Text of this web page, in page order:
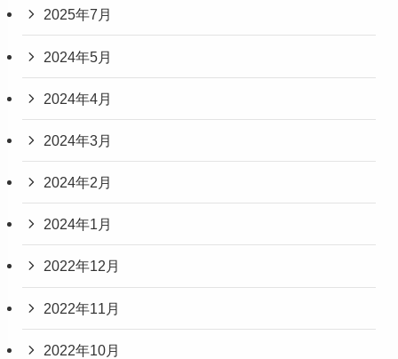
2025年7月
2024年5月
2024年4月
2024年3月
2024年2月
2024年1月
2022年12月
2022年11月
2022年10月